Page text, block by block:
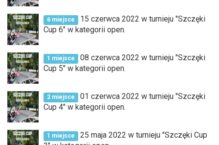
6 miejsce
15 czerwca 2022 w turnieju "Szczęki
Cup 6" w kategorii open.
1 miejsce
08 czerwca 2022 w turnieju "Szczęki
Cup 5" w kategorii open.
2 miejsce
01 czerwca 2022 w turnieju "Szczęki
Cup 4" w kategorii open.
1 miejsce
25 maja 2022 w turnieju "Szczęki Cup